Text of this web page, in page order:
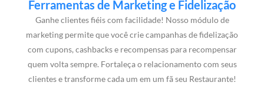
Ferramentas de Marketing e Fidelização
Ganhe clientes fiéis com facilidade! Nosso módulo de
marketing permite que você crie campanhas de fidelização
com cupons, cashbacks e recompensas para recompensar
quem volta sempre. Fortaleça o relacionamento com seus
clientes e transforme cada um em um fã seu Restaurante!